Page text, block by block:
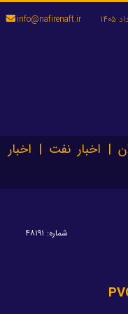
info@nafirenaft.ir
| اخبار نفت | اخبار
شماره: ۴۸۱۹۱